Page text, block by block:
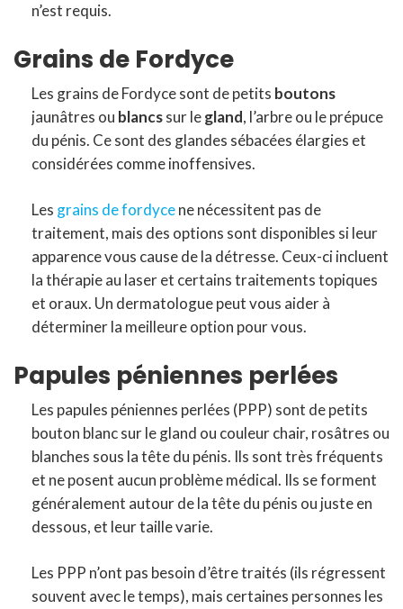
n’est requis.
Grains de Fordyce
Les grains de Fordyce sont de petits boutons
jaunâtres ou blancssur legland, l’arbre ou le prépuce
du pénis. Ce sont des glandes sébacées élargies et
considérées comme inoffensives.
Les grains de fordycene nécessitent pas de
traitement, mais des options sont disponibles si leur
apparence vous cause de la détresse. Ceux-ci incluent
la thérapie au laser et certains traitements topiques
et oraux. Un dermatologue peut vous aider à
déterminer la meilleure option pour vous.
Papules péniennes perlées
Les papules péniennes perlées (PPP) sont de petits
bouton blanc sur le gland ou couleur chair, rosâtres ou
blanches sous la tête du pénis. Ils sont très fréquents
et ne posent aucun problème médical. Ils se forment
généralement autour de la tête du pénis ou juste en
dessous, et leur taille varie.
Les PPP n’ont pas besoin d’être traités (ils régressent
souvent avec le temps), mais certaines personnes les